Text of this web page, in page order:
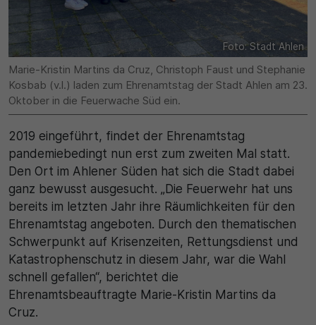
Foto: Stadt Ahlen
Marie-Kristin Martins da Cruz, Christoph Faust und Stephanie
Kosbab (v.l.) laden zum Ehrenamtstag der Stadt Ahlen am 23.
Oktober in die Feuerwache Süd ein.
2019 eingeführt, findet der Ehrenamtstag
pandemiebedingt nun erst zum zweiten Mal statt.
Den Ort im Ahlener Süden hat sich die Stadt dabei
ganz bewusst ausgesucht. „Die Feuerwehr hat uns
bereits im letzten Jahr ihre Räumlichkeiten für den
Ehrenamtstag angeboten. Durch den thematischen
Schwerpunkt auf Krisenzeiten, Rettungsdienst und
Katastrophenschutz in diesem Jahr, war die Wahl
schnell gefallen“, berichtet die
Ehrenamtsbeauftragte Marie-Kristin Martins da
Cruz.
Dieser Wert speichert Ihre Consent-Einstellungen. Unter
anderem eine zufällig generierte ID, für die historische
Speicherung Ihrer vorgenommen Einstellungen, falls der
Webseiten-Betreiber dies eingestellt hat.
_pk_ses\..*$
Matomo
30 Minuten
Zweck
Wird für statistische Zwecke verwendet, um
Daten des Besuchs zu speichern.